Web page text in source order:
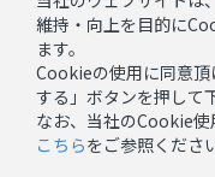
維持・向上を目的に
ます。
Cookieの使用に同意
する」ボタンを押して
なお、当社のCookie使
こちらをご参照くださ
お問い合わせ
当サイトについて｜ 特
copyright © フ